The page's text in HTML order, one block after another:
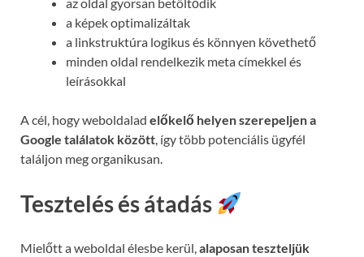
a képek optimalizáltak
a linkstruktúra logikus és könnyen követhető
minden oldal rendelkezik meta címekkel és
leírásokkal
A cél, hogy weboldalad előkelő helyen szerepeljen a
Google találatok között, így több potenciális ügyfél
találjon meg organikusan.
Tesztelés és átadás
Mielőtt a weboldal élesbe kerül,alaposan teszteljük